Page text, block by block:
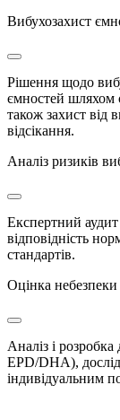
Вибухозахист
Рішення щодо
ємностей шляхом
також захист від
відсікання.
Аналіз ризиків
Експертний
відповідність
стандартів.
Оцінка
Аналіз і розробка
EPD/DHA),
індивідуальним